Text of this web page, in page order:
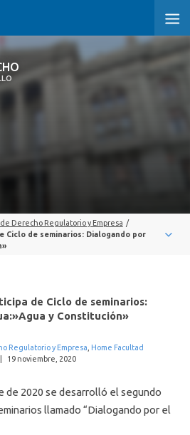
Derecho Regulatorio y Empresa /
Ciclo de seminarios: Dialogando por
de Ciclo de seminarios:
y Constitución»
Regulatorio y Empresa Home Facultad
19 noviembre, 2020
de 2020 se desarrolló el segundo
llamado “Dialogando por el